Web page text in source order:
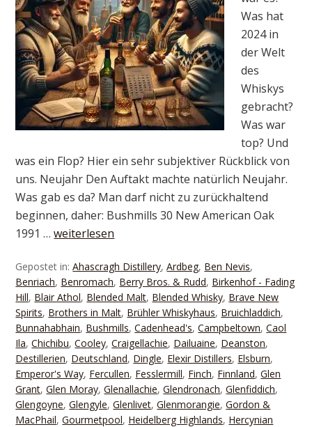
Was hat
2024 in
der Welt
des
Whiskys
gebracht?
Was war
top? Und
was ein Flop? Hier ein sehr subjektiver Rückblick von
uns. Neujahr Den Auftakt machte natürlich Neujahr.
Was gab es da? Man darf nicht zu zurückhaltend
beginnen, daher: Bushmills 30 New American Oak
1991 …weiterlesen
Gepostet in:Ahascragh Distillery,Ardbeg, Ben Nevis,
Benriach, Benromach, Berry Bros. & Rudd, Birkenhof - Fading
Hill, Blair Athol, Blended Malt, Blended Whisky, Brave New
Spirits, Brothers in Malt, Brühler Whiskyhaus, Bruichladdich,
Bunnahabhain, Bushmills,Cadenhead's,Campbeltown,Caol
Ila,Chichibu,Cooley,Craigellachie, Dailuaine, Deanston,
Destillerien, Deutschland, Dingle, Elexir Distillers, Elsburn,
Emperor's Way, Fercullen, Fesslermill, Finch, Finnland,Glen
Grant,Glen Moray,Glenallachie,Glendronach,Glenfiddich,
Glengoyne,Glengyle,Glenlivet,Glenmorangie,Gordon &
MacPhail,Gourmetpool, Heidelberg Highlands, Hercynian